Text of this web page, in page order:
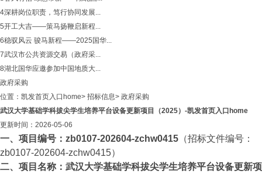
4深耕岗位职责，笃行协同发展...
5开工大吉——策马扬鞭启新程...
6稳驭风云 骏马新程——2025国华...
7武汉市公共资源交易（政府采...
8湖北国华应邀参加中国地质大...
政府采购
位置： 凯发首页入口home> 招标信息> 政府采购
武汉大学基础学科拔尖学生培养平台设备更新项目（2025）-凯发首页入口home
更新时间：2026-05-06
一、项目编号：zb0107-202604-zchw0415 （招标文件编号：
zb0107-202604-zchw0415）
二、项目名称：武汉大学基础学科拔尖学生培养平台设备更新项